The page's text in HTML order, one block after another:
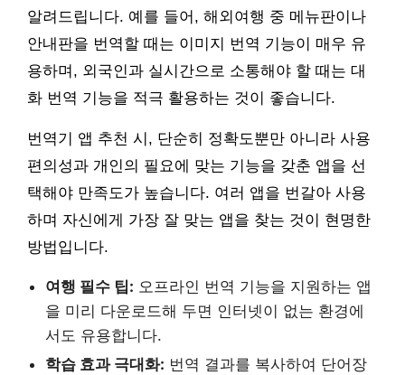
알려드립니다. 예를 들어, 해외여행 중 메뉴판이나
안내판을 번역할 때는 이미지 번역 기능이 매우 유
용하며, 외국인과 실시간으로 소통해야 할 때는 대
화 번역 기능을 적극 활용하는 것이 좋습니다.
번역기 앱 추천 시, 단순히 정확도뿐만 아니라 사용
편의성과 개인의 필요에 맞는 기능을 갖춘 앱을 선
택해야 만족도가 높습니다. 여러 앱을 번갈아 사용
하며 자신에게 가장 잘 맞는 앱을 찾는 것이 현명한
방법입니다.
여행 필수 팁: 오프라인 번역 기능을 지원하는 앱
을 미리 다운로드해 두면 인터넷이 없는 환경에
서도 유용합니다.
학습 효과 극대화: 번역 결과를 복사하여 단어장